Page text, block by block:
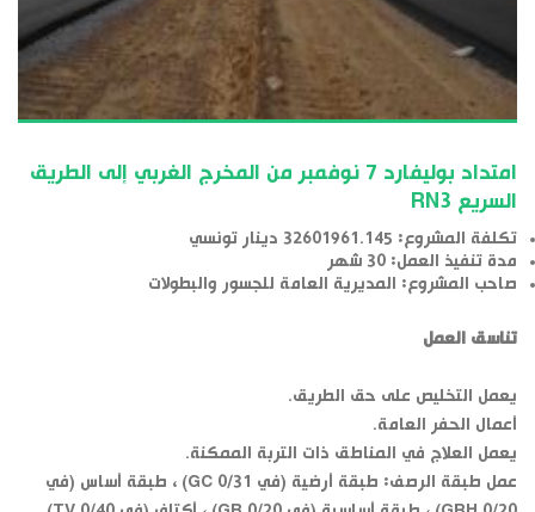
امتداد بوليفارد 7 نوفمبر من المخرج الغربي إلى الطريق
السريع RN3
تكلفة المشروع: 32601961.145 دينار تونسي
مدة تنفيذ العمل: 30 شهر
صاحب المشروع: المديرية العامة للجسور والبطولات
تناسق العمل
يعمل التخليص على حق الطريق.
أعمال الحفر العامة.
يعمل العلاج في المناطق ذات التربة الممكنة.
عمل طبقة الرصف: طبقة أرضية (في GC 0/31) ، طبقة أساس (في